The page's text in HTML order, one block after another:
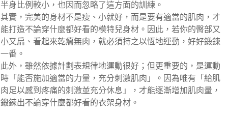
半身比例較小，也因而忽略了這方面的訓練。
其實，完美的身材不是瘦、小就好，而是要有適當的肌肉，才
能打造不論穿什麼都好看的模特兒身材。因此，若你的臀部又
小又扁、看起來乾癟無肉，就必須持之以恆地運動，好好鍛鍊
一番。
此外，雖然依據計劃表規律地運動很好；但更重要的，是運動
時「能否施加適當的力量，充分刺激肌肉」。因為唯有「給肌
肉足以感到疼痛的刺激並充分休息」，才能逐漸增加肌肉量，
鍛鍊出不論穿什麼都好看的衣架身材。